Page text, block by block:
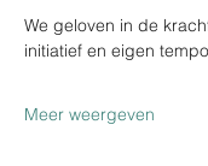
We geloven in de
initiatief en eigen
Meer weergeven